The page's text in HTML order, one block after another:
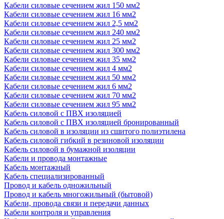
Кабели силовые сечением жил 150 мм2
Кабели силовые сечением жил 16 мм2
Кабели силовые сечением жил 2,5 мм2
Кабели силовые сечением жил 240 мм2
Кабели силовые сечением жил 25 мм2
Кабели силовые сечением жил 300 мм2
Кабели силовые сечением жил 35 мм2
Кабели силовые сечением жил 4 мм2
Кабели силовые сечением жил 50 мм2
Кабели силовые сечением жил 6 мм2
Кабели силовые сечением жил 70 мм2
Кабели силовые сечением жил 95 мм2
Кабель силовой с ПВХ изоляцией
Кабель силовой с ПВХ изоляцией бронированный
Кабель силовой в изоляции из сшитого полиэтилена
Кабель силовой гибкий в резиновой изоляции
Кабель силовой в бумажной изоляции
Кабели и провода монтажные
Кабель монтажный
Кабель специализированный
Провод и кабель одножильный
Провод и кабель многожильный (бытовой)
Кабели, провода связи и передачи данных
Кабели контроля и управления